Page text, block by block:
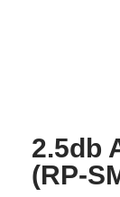
2.5db
(RP-